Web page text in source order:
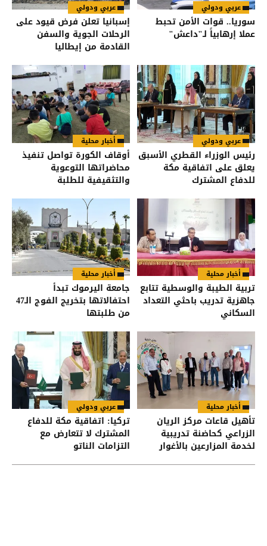
عربي ودولي
سوريا.. قوات الأمن تحبط
عملا إرهابياً لـ"داعش"
عربي ودولي
إسبانيا تعلن فرض قيود على
الرحلات الجوية والسفن
القادمة من إيطاليا
عربي ودولي
رئيس الوزراء القطري الأسبق
يعلق على اتفاقية مكة
للدفاع المشترك
أخبار محلية
أوقاف الكورة تواصل تنفيذ
محاضراتها التوعوية
والتثقيفية للطلبة
أخبار محلية
تربية الطيبة والوسطية تتابع
جاهزية تدريب باحثي التعداد
السكاني
أخبار محلية
جامعة اليرموك تبدأ
احتفالاتها بتخريج الفوج الـ47
من طلبتها
أخبار محلية
تأهيل قاعات مركز الريان
الزراعي كحاضنة تدريبية
لخدمة المزارعين بالأغوار
عربي ودولي
تركيا: اتفاقية مكة للدفاع
المشترك لا تتعارض مع
التزامات الناتو